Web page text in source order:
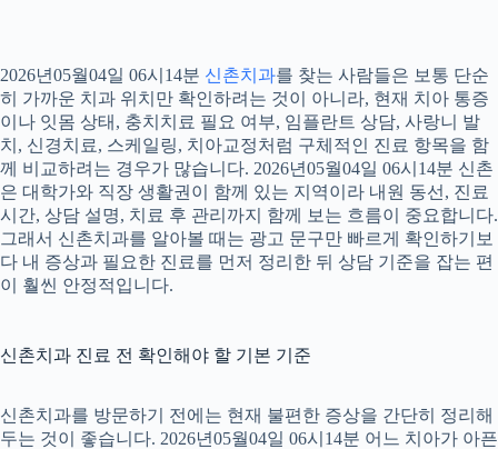
2026년05월04일 06시14분 신촌치과를 찾는 사람들은 보통 단순
히 가까운 치과 위치만 확인하려는 것이 아니라, 현재 치아 통증
이나 잇몸 상태, 충치치료 필요 여부, 임플란트 상담, 사랑니 발
치, 신경치료, 스케일링, 치아교정처럼 구체적인 진료 항목을 함
께 비교하려는 경우가 많습니다. 2026년05월04일 06시14분 신촌
은 대학가와 직장 생활권이 함께 있는 지역이라 내원 동선, 진료
시간, 상담 설명, 치료 후 관리까지 함께 보는 흐름이 중요합니다.
그래서 신촌치과를 알아볼 때는 광고 문구만 빠르게 확인하기보
다 내 증상과 필요한 진료를 먼저 정리한 뒤 상담 기준을 잡는 편
이 훨씬 안정적입니다.
신촌치과 진료 전 확인해야 할 기본 기준
신촌치과를 방문하기 전에는 현재 불편한 증상을 간단히 정리해
두는 것이 좋습니다. 2026년05월04일 06시14분 어느 치아가 아픈